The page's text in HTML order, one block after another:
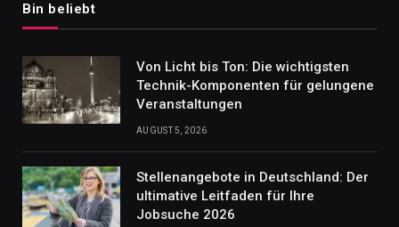
Bin beliebt
Von Licht bis Ton: Die wichtigsten
Technik-Komponenten für gelungene
Veranstaltungen
AUGUST 5, 2026
Stellenangebote in Deutschland: Der
ultimative Leitfaden für Ihre
Jobsuche 2026